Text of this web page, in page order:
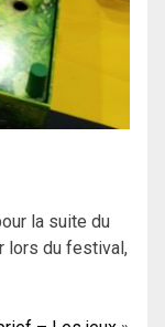
la suite du
lors du festival,